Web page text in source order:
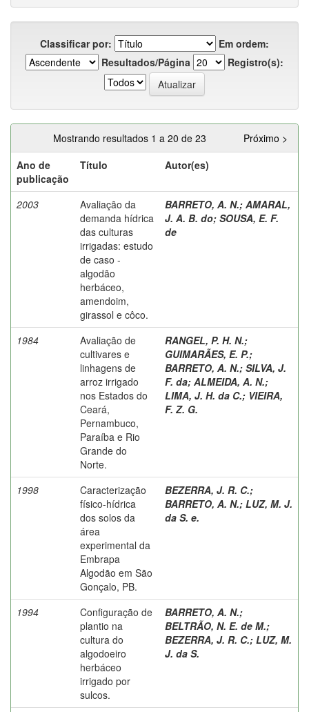
Classificar por:
Em ordem:
Resultados/Página
Registro(s):
Mostrando resultados 1 a 20 de 23
Próximo >
Ano de
publicação
Título Autor(es)
2003
Avaliação da
demanda hídrica
das culturas
irrigadas: estudo
de caso -
algodão
herbáceo,
amendoim,
girassol e côco.
BARRETO, A. N.; AMARAL,
J. A. B. do; SOUSA, E. F.
de
1984
Avaliação de
cultivares e
linhagens de
arroz irrigado
nos Estados do
Ceará,
Pernambuco,
Paraíba e Rio
Grande do
Norte.
RANGEL, P. H. N.;
GUIMARÃES, E. P.;
BARRETO, A. N.; SILVA, J.
F. da; ALMEIDA, A. N.;
LIMA, J. H. da C.; VIEIRA,
F. Z. G.
1998
Caracterização
físico-hídrica
dos solos da
área
experimental da
Embrapa
Algodão em São
Gonçalo, PB.
BEZERRA, J. R. C.;
BARRETO, A. N.; LUZ, M. J.
da S. e.
1994
Configuração de
plantio na
cultura do
algodoeiro
herbáceo
irrigado por
sulcos.
BARRETO, A. N.;
BELTRÃO, N. E. de M.;
BEZERRA, J. R. C.; LUZ, M.
J. da S.